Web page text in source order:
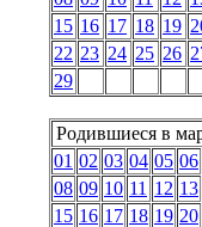
15 16 17 18 19
22 23 24 25 26
29
Родившиеся в
01 02 03 04 05 06
08 09 10 11 12 13
15 16 17 18 19 20